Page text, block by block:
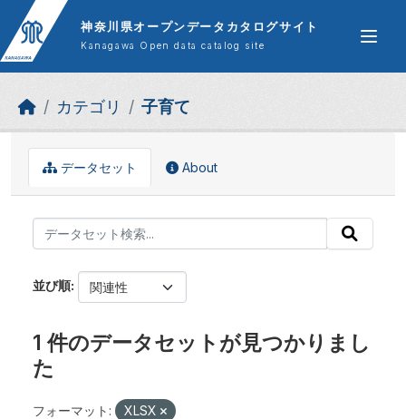
Skip to main content
神奈川県オープンデータカタログサイト
Kanagawa Open data catalog site
カテゴリ 子育て
データセット About
並び順
1 件のデータセットが見つかりまし
た
フォーマット:
XLSX